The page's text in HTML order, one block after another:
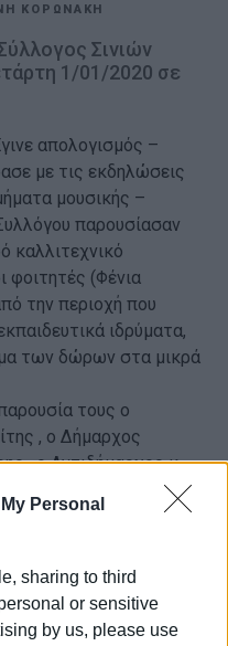
Personal
sharing to third
or sensitive
by us, please use
ΚΟΡΩΝΆΚΗ
Σινιών
1/01/2020 σε
απολογισμός –
με τις εκδηλώσεις
μουσικής –
παρουσίασαν
καλλιτεχνικό
φοιτητές (Φένια
την περιοχή που
ιδρύματα,
των δώρων στα μικρά
τους ο
, ο Δήμαρχος
, ο Αντιδήμαρχος κ.
και τοπικοί
για
γεμάτη δράσεις και